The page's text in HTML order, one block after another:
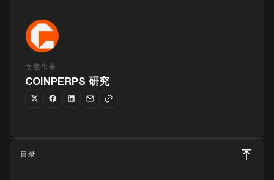
文章作者
COINPERPS 研究
目录